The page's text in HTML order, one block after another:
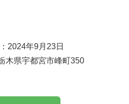
2024年9月23日
木県宇都宮市峰町350